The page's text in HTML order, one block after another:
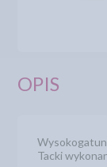
OPIS
Tacki